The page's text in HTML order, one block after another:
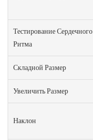
Тестирование Сердечного
Ритма
Складной Размер
Увеличить Размер
Наклон